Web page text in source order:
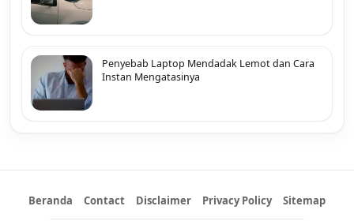
Penyebab Laptop Mendadak Lemot dan Cara
Instan Mengatasinya
Beranda Contact Disclaimer Privacy Policy Sitemap